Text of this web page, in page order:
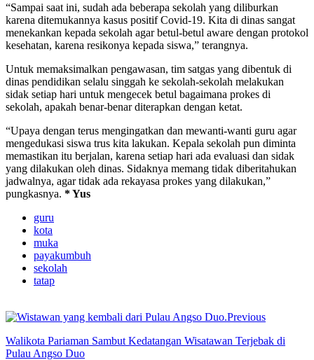
“Sampai saat ini, sudah ada beberapa sekolah yang diliburkan
karena ditemukannya kasus positif Covid-19. Kita di dinas sangat
menekankan kepada sekolah agar betul-betul aware dengan protokol
kesehatan, karena resikonya kepada siswa,” terangnya.
Untuk memaksimalkan pengawasan, tim satgas yang dibentuk di
dinas pendidikan selalu singgah ke sekolah-sekolah melakukan
sidak setiap hari untuk mengecek betul bagaimana prokes di
sekolah, apakah benar-benar diterapkan dengan ketat.
“Upaya dengan terus mengingatkan dan mewanti-wanti guru agar
mengedukasi siswa trus kita lakukan. Kepala sekolah pun diminta
memastikan itu berjalan, karena setiap hari ada evaluasi dan sidak
yang dilakukan oleh dinas. Sidaknya memang tidak diberitahukan
jadwalnya, agar tidak ada rekayasa prokes yang dilakukan,”
pungkasnya. * Yus
guru
kota
muka
payakumbuh
sekolah
tatap
Previous
Walikota Pariaman Sambut Kedatangan Wisatawan Terjebak di
Pulau Angso Duo